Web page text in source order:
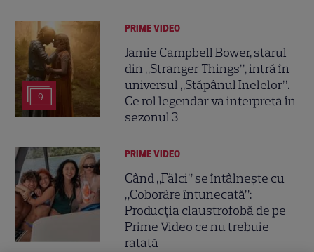
9
PRIME VIDEO
Jamie Campbell Bower, starul
din „Stranger Things”, intră în
universul „Stăpânul Inelelor”.
Ce rol legendar va interpreta în
sezonul 3
PRIME VIDEO
Când „Fălci” se întâlnește cu
„Coborâre întunecată”:
Producția claustrofobă de pe
Prime Video ce nu trebuie
ratată